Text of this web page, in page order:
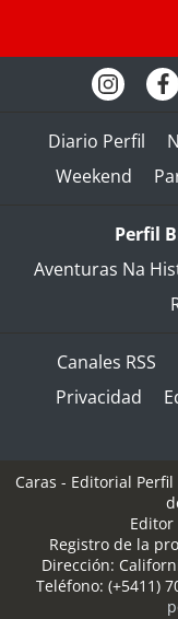
Diario Perfil
Weekend
Perfil
Aventuras Na
Canales RSS
Privacidad
Caras - Editorial Perfil
Editor
Registro de la
Dirección:
Teléfono: (+5411)